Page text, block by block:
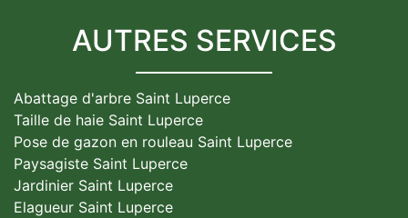
AUTRES SERVICES
Abattage d'arbre Saint Luperce
Taille de haie Saint Luperce
Pose de gazon en rouleau Saint Luperce
Paysagiste Saint Luperce
Jardinier Saint Luperce
Elagueur Saint Luperce